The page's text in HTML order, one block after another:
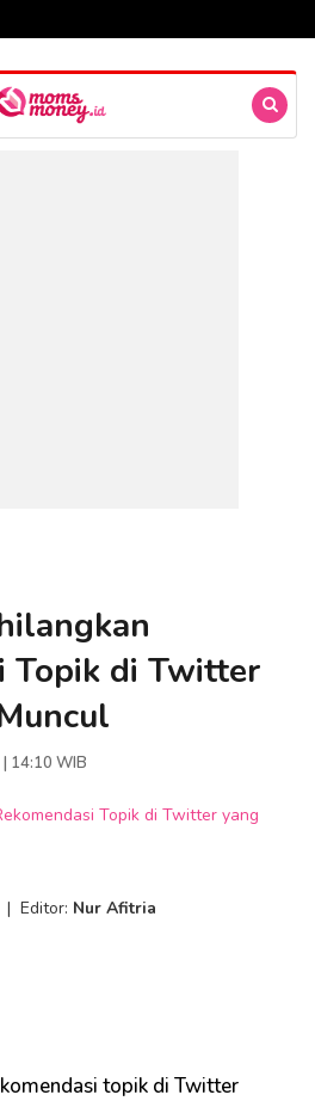
Topik di Twitter
14:10 WIB
| Editor: Nur Afitria
topik di Twitter